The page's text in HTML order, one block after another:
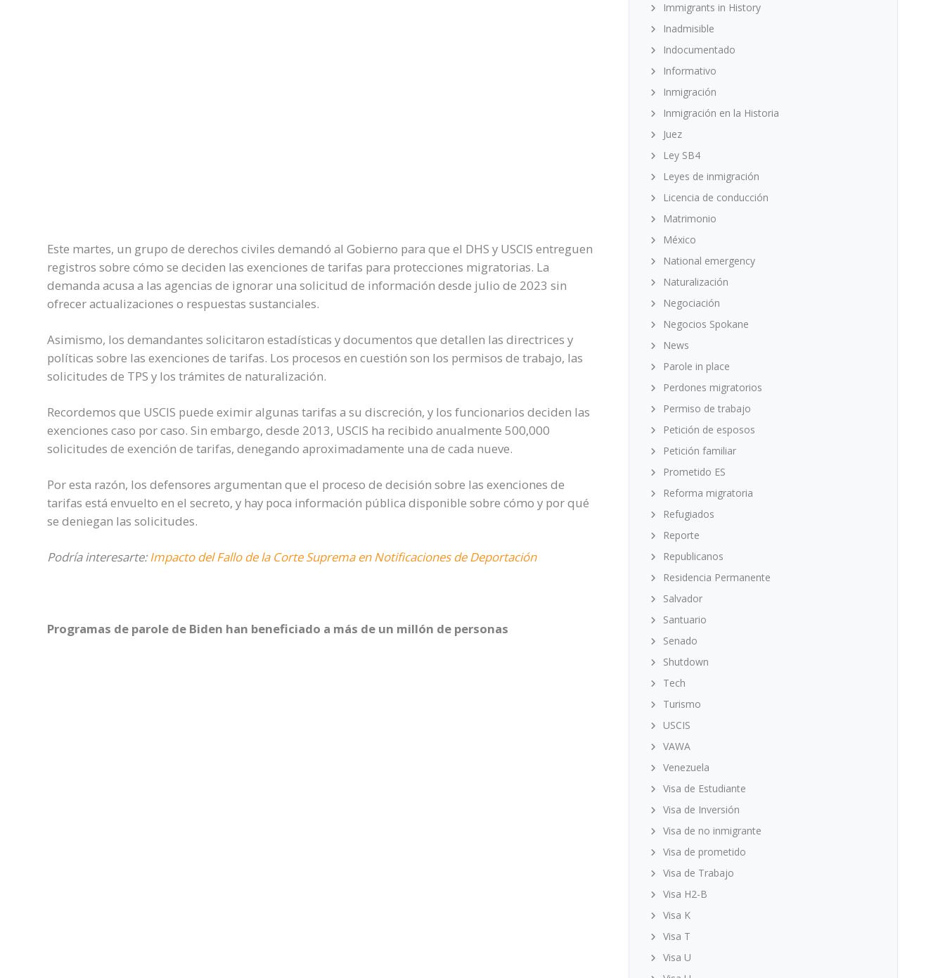
Este martes, un grupo de derechos civiles demandó al Gobierno para que el DHS y USCIS entreguen
registros sobre cómo se deciden las exenciones de tarifas para protecciones migratorias. La
demanda acusa a las agencias de ignorar una solicitud de información desde julio de 2023 sin
ofrecer actualizaciones o respuestas sustanciales.
Asimismo, los demandantes solicitaron estadísticas y documentos que detallen las directrices y
políticas sobre las exenciones de tarifas. Los procesos en cuestión son los permisos de trabajo, las
solicitudes de TPS y los trámites de naturalización.
Recordemos que USCIS puede eximir algunas tarifas a su discreción, y los funcionarios deciden las
exenciones caso por caso. Sin embargo, desde 2013, USCIS ha recibido anualmente 500,000
solicitudes de exención de tarifas, denegando aproximadamente una de cada nueve.
Por esta razón, los defensores argumentan que el proceso de decisión sobre las exenciones de
tarifas está envuelto en el secreto, y hay poca información pública disponible sobre cómo y por qué
se deniegan las solicitudes.
Podría interesarte:Impacto del Fallo de la Corte Suprema en Notificaciones de Deportación
Programas de parole de Biden han beneficiado a más de un millón de personas
Immigrants in History
Inadmisible
Indocumentado
Informativo
Inmigración
Inmigración en la Historia
Juez
Ley SB4
Leyes de inmigración
Licencia de conducción
Matrimonio
México
National emergency
Naturalización
Negociación
Negocios Spokane
News
Parole in place
Perdones migratorios
Permiso de trabajo
Petición de esposos
Petición familiar
Prometido ES
Reforma migratoria
Refugiados
Reporte
Republicanos
Residencia Permanente
Salvador
Santuario
Senado
Shutdown
Tech
Turismo
USCIS
VAWA
Venezuela
Visa de Estudiante
Visa de Inversión
Visa de no inmigrante
Visa de prometido
Visa de Trabajo
Visa H2-B
Visa K
Visa T
Visa U